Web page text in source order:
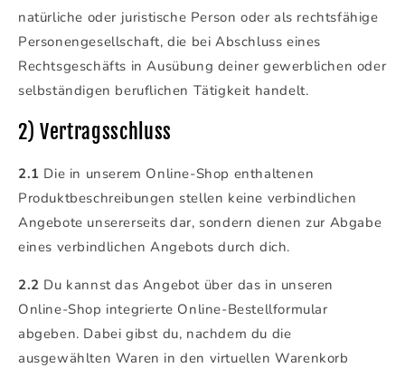
natürliche oder juristische Person oder als rechtsfähige
Personengesellschaft, die bei Abschluss eines
Rechtsgeschäfts in Ausübung deiner gewerblichen oder
selbständigen beruflichen Tätigkeit handelt.
2) Vertragsschluss
2.1 Die in unserem Online-Shop enthaltenen
Produktbeschreibungen stellen keine verbindlichen
Angebote unsererseits dar, sondern dienen zur Abgabe
eines verbindlichen Angebots durch dich.
2.2 Du kannst das Angebot über das in unseren
Online-Shop integrierte Online-Bestellformular
abgeben. Dabei gibst du, nachdem du die
ausgewählten Waren in den virtuellen Warenkorb